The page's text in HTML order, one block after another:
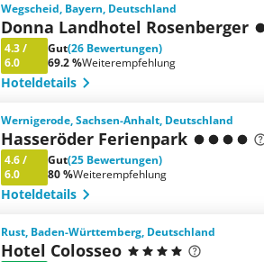
Wegscheid, Bayern, Deutschland
Donna Landhotel Rosenberger
4.3/
6.0
Gut(26 Bewertungen)
69.2 %Weiterempfehlung
Hoteldetails
Wernigerode, Sachsen-Anhalt, Deutschland
Hasseröder Ferienpark
4.6/
6.0
Gut(25 Bewertungen)
80 %Weiterempfehlung
Hoteldetails
Rust, Baden-Württemberg, Deutschland
Hotel Colosseo